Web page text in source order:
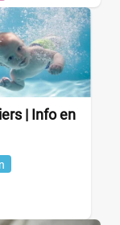
| Info en